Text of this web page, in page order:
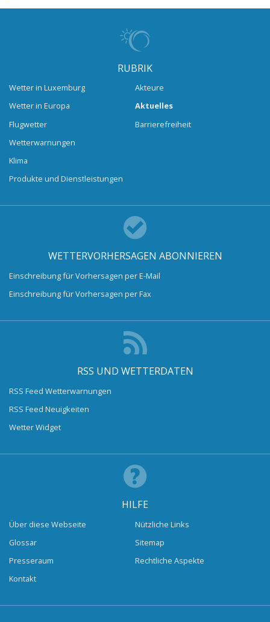
RUBRIK
Wetter in Luxemburg
Wetter in Europa
Flugwetter
Wetterwarnungen
Klima
Produkte und Dienstleistungen
Akteure
Aktuelles
Barrierefreiheit
WETTERVORHERSAGEN ABONNIEREN
Einschreibung für Vorhersagen per E-Mail
Einschreibung für Vorhersagen per Fax
RSS UND WETTERDATEN
RSS Feed Wetterwarnungen
RSS Feed Neuigkeiten
Wetter Widget
HILFE
Über diese Webseite
Glossar
Presseraum
Kontakt
Nützliche Links
Sitemap
Rechtliche Aspekte